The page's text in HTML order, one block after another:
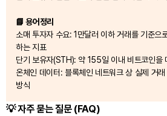
📘 용어정리
소매 투자자 수요: 1만달러 이하 거래를 기준으
하는 지표
단기 보유자(STH): 약 155일 이내 비트코인을
온체인 데이터: 블록체인 네트워크 상 실제 거
방식
💡 자주 묻는 질문 (FAQ)